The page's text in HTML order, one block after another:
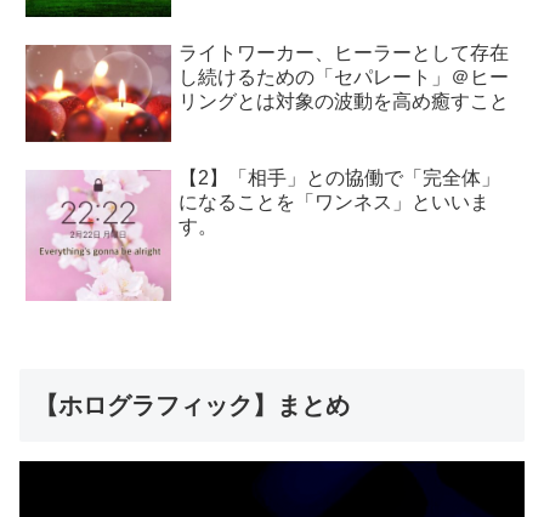
ライトワーカー、ヒーラーとして存在
し続けるための「セパレート」＠ヒー
リングとは対象の波動を高め癒すこと
【2】「相手」との協働で「完全体」
になることを「ワンネス」といいま
す。
【ホログラフィック】まとめ